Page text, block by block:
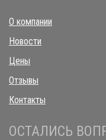
О компании
Новости
Цены
Отзывы
Контакты
ОСТАЛИСЬ